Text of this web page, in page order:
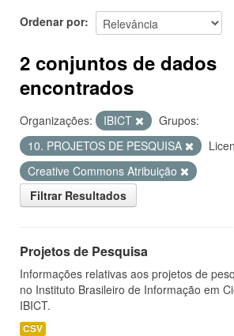
Ordenar por
2 conjuntos de dados
encontrados
Organizações: IBICT
Grupos:
10. PROJETOS DE PESQUISA
Creative Commons Atribuição
Filtrar Resultados
Projetos de Pesquisa
Informações relativas aos projetos de
no Instituto Brasileiro de Informação em
IBICT.
CSV